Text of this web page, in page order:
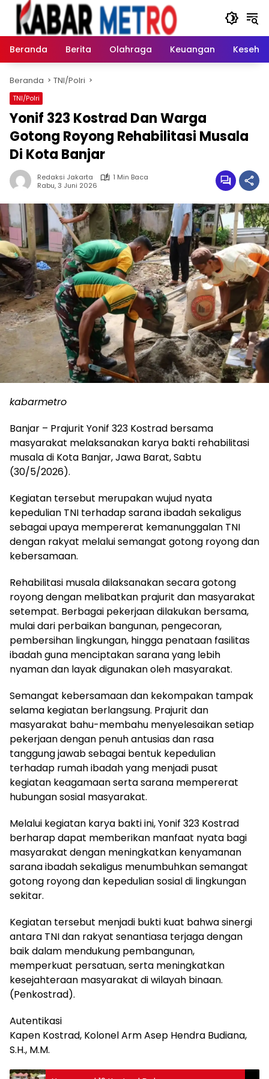
Langsung
konten
Beranda
Berita Olahraga Keuangan
Beranda TNI/Polri
TNI/Polri
Yonif 323 Kostrad Dan Warga
Gotong Royong Rehabilitasi Musala
Di Kota Banjar
Redaksi Jakarta
1 Min Baca
Rabu, 3 Juni 2026
kabarmetro
Banjar – Prajurit Yonif 323 Kostrad bersama
masyarakat melaksanakan karya bakti rehabilitasi
musala di Kota Banjar, Jawa Barat, Sabtu
(30/5/2026).
Kegiatan tersebut merupakan wujud nyata
kepedulian TNI terhadap sarana ibadah sekaligus
sebagai upaya mempererat kemanunggalan TNI
dengan rakyat melalui semangat gotong royong dan
kebersamaan.
Rehabilitasi musala dilaksanakan secara gotong
royong dengan melibatkan prajurit dan masyarakat
setempat. Berbagai pekerjaan dilakukan bersama,
mulai dari perbaikan bangunan, pengecoran,
pembersihan lingkungan, hingga penataan fasilitas
ibadah guna menciptakan sarana yang lebih
nyaman dan layak digunakan oleh masyarakat.
Semangat kebersamaan dan kekompakan tampak
selama kegiatan berlangsung. Prajurit dan
masyarakat bahu-membahu menyelesaikan setiap
pekerjaan dengan penuh antusias dan rasa
tanggung jawab sebagai bentuk kepedulian
terhadap rumah ibadah yang menjadi pusat
kegiatan keagamaan serta sarana mempererat
hubungan sosial masyarakat.
Melalui kegiatan karya bakti ini, Yonif 323 Kostrad
berharap dapat memberikan manfaat nyata bagi
masyarakat dengan meningkatkan kenyamanan
sarana ibadah sekaligus menumbuhkan semangat
gotong royong dan kepedulian sosial di lingkungan
sekitar.
Kegiatan tersebut menjadi bukti kuat bahwa sinergi
antara TNI dan rakyat senantiasa terjaga dengan
baik dalam mendukung pembangunan,
memperkuat persatuan, serta meningkatkan
kesejahteraan masyarakat di wilayah binaan.
(Penkostrad).
Autentikasi
Kapen Kostrad, Kolonel Arm Asep Hendra Budiana,
S.H., M.M.